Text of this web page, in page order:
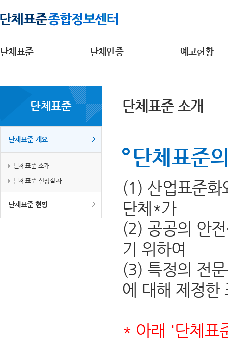
단체표준 단체인증 예고현황
단체표준
단체표준 개요
단체표준 소개
단체표준 신청절차
단체표준 현황
단체표준 소개
단체표준
(1) 산업표준화
단체*가
(2) 공공의 안
기 위하여
(3) 특정의 전문
에 대해 제정한
* 아래 '단체표